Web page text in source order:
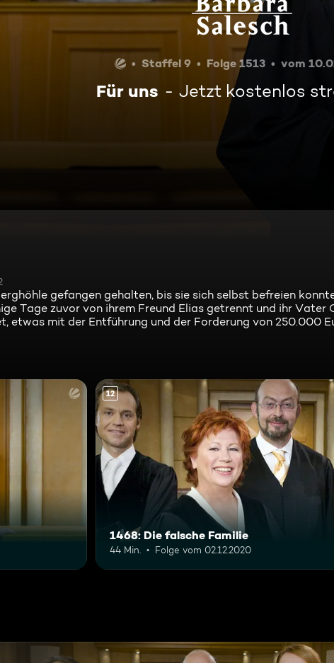
Staffel 9 Folge 1513 vom
Für uns Jetzt kostenlos
gefangen gehalten, bis sie sich selbst befreien
Tage zuvor von ihrem Freund Elias getrennt und ihr Vater
etwas mit der Entführung und der Forderung von 250.000
12
1468: Die falsche Familie
44 Min. Folge vom 02.12.2020